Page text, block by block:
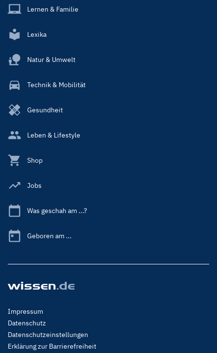
Lernen & Familie
Lexika
Natur & Umwelt
Technik & Mobilität
Gesundheit
Leben & Lifestyle
Shop
Jobs
Was geschah am ...?
Geboren am ...
Footer
Menu
Legal
Impressum
Datenschutz
Datenschutzeinstellungen
Erklärung zur Barrierefreiheit